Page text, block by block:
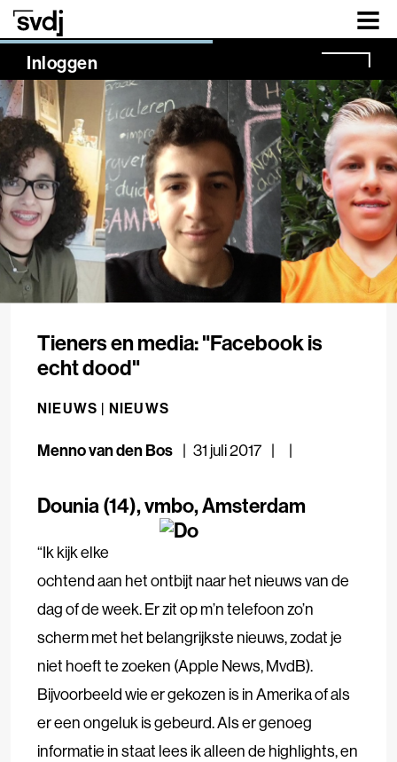
Naar hoofdinhoud
Inloggen
NaN%
Tieners en media: "Facebook is
echt dood"
NIEUWS | NIEUWS
Menno van den Bos 31 juli 2017
Dounia (14), vmbo, Amsterdam
“Ik kijk elke
ochtend aan het ontbijt naar het nieuws van de
dag of de week. Er zit op m’n telefoon zo’n
scherm met het belangrijkste nieuws, zodat je
niet hoeft te zoeken (Apple News, MvdB).
Bijvoorbeeld wie er gekozen is in Amerika of als
er een ongeluk is gebeurd. Als er genoeg
informatie in staat lees ik alleen de highlights, en